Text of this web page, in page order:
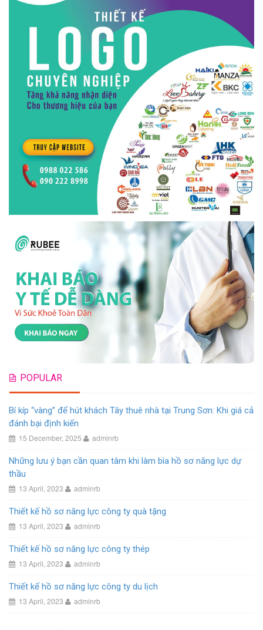
POPULAR
Bí kíp “vàng” để hút khách Tây thuê nhà tại Trung Sơn: Khi giá cả
đánh bại định kiến
15 December, 2025 adminrb
Những lưu ý bạn cần quan tâm khi làm bìa hồ sơ năng lực dự
thầu
13 April, 2023 adminrb
Thiết kế hồ sơ năng lực công ty quà tặng
13 April, 2023 adminrb
Thiết kế hồ sơ năng lực công ty thép
13 April, 2023 adminrb
Thiết kế hồ sơ năng lực công ty du lịch
13 April, 2023 adminrb